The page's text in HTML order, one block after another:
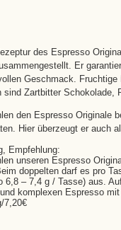
des Espresso
Er
Geschmack.
sind Zartbitter Schokolade,
den Espresso Originale
Hier überzeugt er auch
Empfehlung:
unseren Espresso
doppelten darf es pro
6,8 – 7,4 g / Tasse) aus.
komplexen Espresso
7,20€